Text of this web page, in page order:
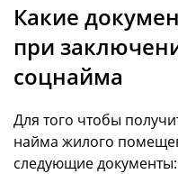
Какие
при
соцнайма
Для того чтобы
найма жилого
следующие документы: